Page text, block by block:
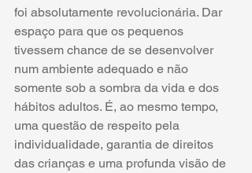
foi absolutamente revolucionária. Dar
espaço para que os pequenos
tivessem chance de se desenvolver
num ambiente adequado e não
somente sob a sombra da vida e dos
hábitos adultos. É, ao mesmo tempo,
uma questão de respeito pela
individualidade, garantia de direitos
das crianças e uma profunda visão de